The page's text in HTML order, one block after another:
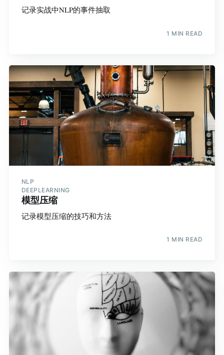
记录实战中NLP的事件抽取
1 MIN READ
NLP
DEEPLEARNING
模型压缩
记录模型压缩的技巧和方法
1 MIN READ